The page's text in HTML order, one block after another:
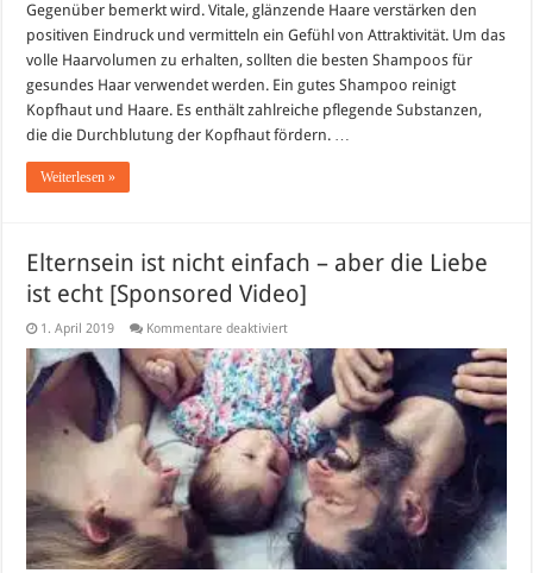
Gegenüber bemerkt wird. Vitale, glänzende Haare verstärken den
positiven Eindruck und vermitteln ein Gefühl von Attraktivität. Um das
volle Haarvolumen zu erhalten, sollten die besten Shampoos für
gesundes Haar verwendet werden. Ein gutes Shampoo reinigt
Kopfhaut und Haare. Es enthält zahlreiche pflegende Substanzen,
die die Durchblutung der Kopfhaut fördern. …
Weiterlesen »
Elternsein ist nicht einfach – aber die Liebe
ist echt [Sponsored Video]
1. April 2019 Kommentare deaktiviertfür
ist
nicht
einfach
–
aber
die
Liebe
ist
echt
[Sponsored
Video]